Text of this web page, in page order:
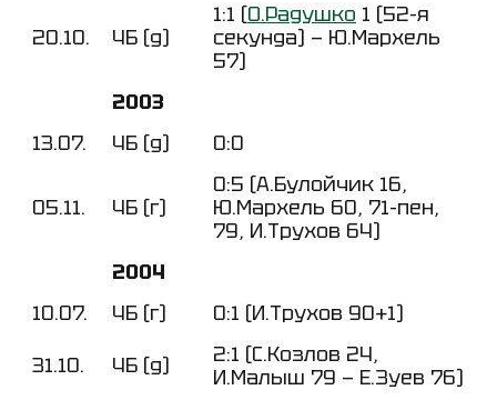
20.10. ЧБ (д)
1:1 (О.Радушко 1 (52-я
секунда) — Ю.Мархель
57)
2003
13.07.
ЧБ (д) 0:0
05.11. ЧБ (г)
0:5 (А.Булойчик 16,
Ю.Мархель 60, 71-пен,
79, И.Трухов 64)
2004
10.07.
ЧБ (г) 0:1 (И.Трухов 90+1)
31.10. ЧБ (д)
2:1 (С.Козлов 24,
И.Малыш 79 — Е.Зуев 76)